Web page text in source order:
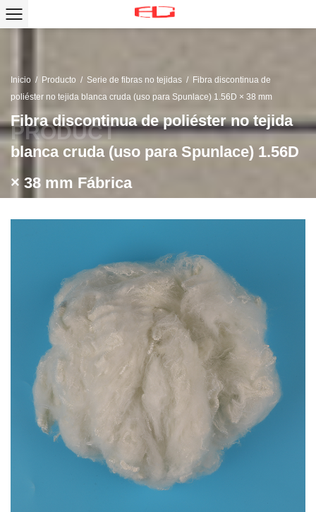
Inicio / Producto / Serie de fibras no tejidas / Fibra discontinua de
poliéster no tejida blanca cruda (uso para Spunlace) 1.56D × 38 mm
Fibra discontinua de poliéster no tejida
blanca cruda (uso para Spunlace) 1.56D
× 38 mm Fábrica